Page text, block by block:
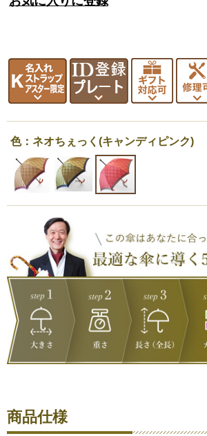
色：ネオちぇっく(キャンディピンク)
商品仕様